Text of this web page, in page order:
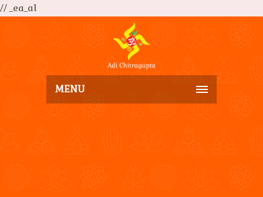
// _ea_al
MENU